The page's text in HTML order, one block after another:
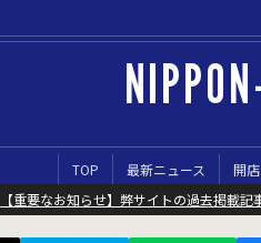
TOP 最新ニュース 開店
【重要なお知らせ】弊サイトの過去掲載